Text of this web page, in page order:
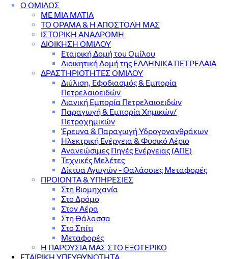
Ο ΟΜΙΛΟΣ
ΜΕ ΜΙΑ ΜΑΤΙΑ
ΤΟ ΟΡΑΜΑ & Η ΑΠΟΣΤΟΛΗ ΜΑΣ
ΙΣΤΟΡΙΚΗ ΑΝΑΔΡΟΜΗ
ΔΙΟΙΚΗΣΗ ΟΜΙΛΟΥ
Εταιρική Δομή του Ομίλου
Διοικητική Δομή της ΕΛΛΗΝΙΚΑ ΠΕΤΡΕΛΑΙΑ
ΔΡΑΣΤΗΡΙΟΤΗΤΕΣ ΟΜΙΛΟΥ
Διύλιση, Εφοδιασμός & Εμπορία
Πετρελαιοειδών
Λιανική Εμπορία Πετρελαιοειδών
Παραγωγή & Εμπορία Χημικών/
Πετροχημικών
Έρευνα & Παραγωγή Υδρογονανθράκων
Ηλεκτρική Ενέργεια & Φυσικό Αέριο
Ανανεώσιμες Πηγές Ενέργειας (ΑΠΕ)
Τεχνικές Μελέτες
Δίκτυα Αγωγών - Θαλάσσιες Μεταφορές
ΠΡΟΙΟΝΤΑ & YΠΗΡΕΣΙΕΣ
Στη Βιομηχανία
Στο Δρόμο
Στον Αέρα
Στη Θάλασσα
Στο Σπίτι
Μεταφορές
Η ΠΑΡΟΥΣΙΑ ΜΑΣ ΣΤΟ ΕΞΩΤΕΡΙΚΟ